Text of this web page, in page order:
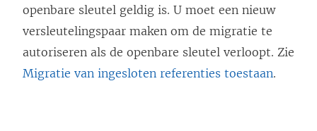
openbare sleutel geldig is. U moet een nieuw
versleutelingspaar maken om de migratie te
autoriseren als de openbare sleutel verloopt. Zie
Migratie van ingesloten referenties toestaan.